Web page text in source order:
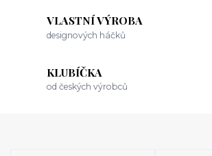
VLASTNÍ VÝROBA
designových háčků
KLUBÍČKA
od českých výrobců